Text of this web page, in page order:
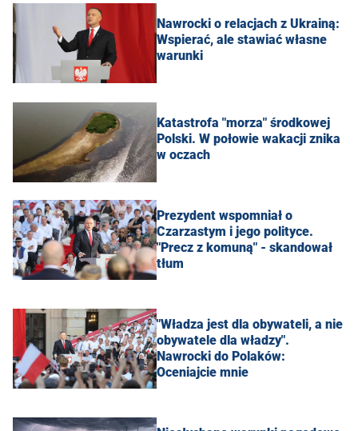
Nawrocki o relacjach z Ukrainą:
Wspierać, ale stawiać własne
warunki
Katastrofa "morza" środkowej
Polski. W połowie wakacji znika
w oczach
Prezydent wspomniał o
Czarzastym i jego polityce.
"Precz z komuną" - skandował
tłum
"Władza jest dla obywateli, a nie
obywatele dla władzy".
Nawrocki do Polaków:
Oceniajcie mnie